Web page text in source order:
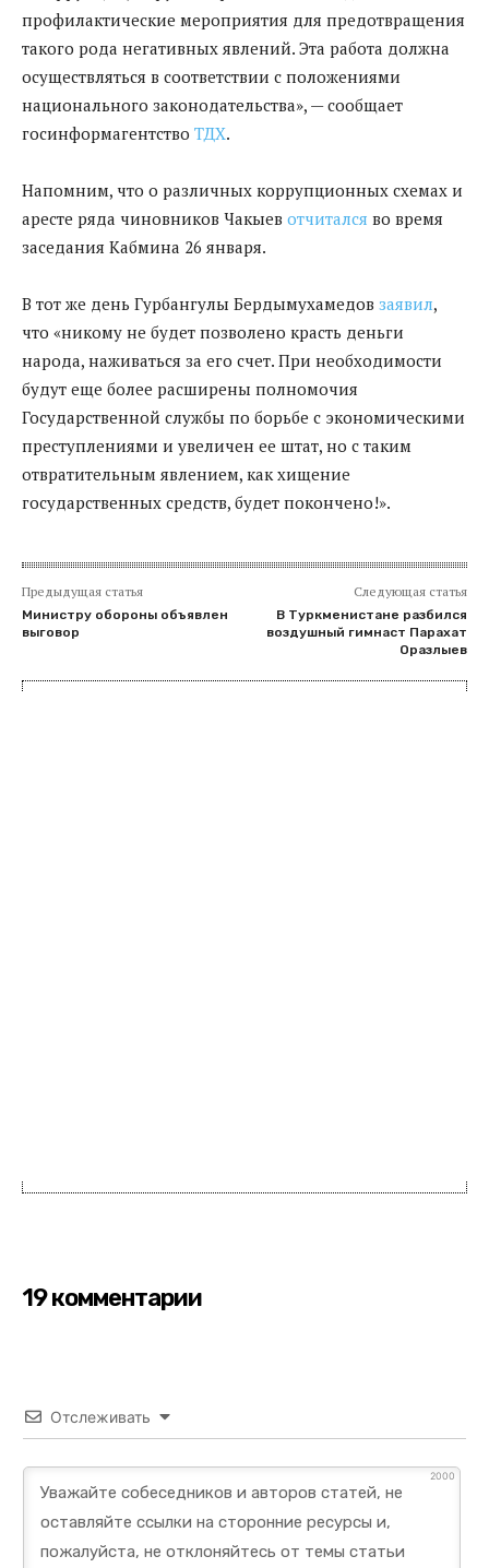
профилактические мероприятия для предотвращения
такого рода негативных явлений. Эта работа должна
осуществляться в соответствии с положениями
национального законодательства», — сообщает
госинформагентство ТДХ.
Напомним, что о различных коррупционных схемах и
аресте ряда чиновников Чакыев отчитался во время
заседания Кабмина 26 января.
В тот же день Гурбангулы Бердымухамедов заявил,
что «никому не будет позволено красть деньги
народа, наживаться за его счет. При необходимости
будут еще более расширены полномочия
Государственной службы по борьбе с экономическими
преступлениями и увеличен ее штат, но с таким
отвратительным явлением, как хищение
государственных средств, будет покончено!».
Предыдущая статья
Министру обороны объявлен
выговор
Следующая статья
В Туркменистане разбился
воздушный гимнаст Парахат
Оразлыев
19 комментарии
Отслеживать
2000